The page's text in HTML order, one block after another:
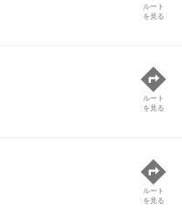
ルート
を見る
ルート
を見る
ルート
を見る